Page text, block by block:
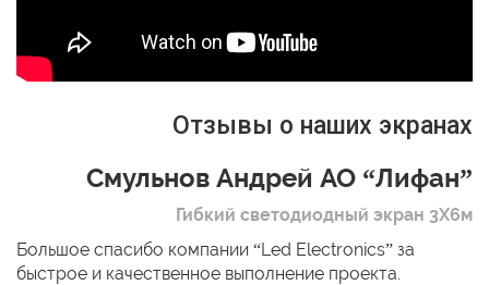
Отзывы о наших экранах
Смульнов Андрей АО “Лифан”
Гибкий светодиодный экран 3Х6м
Большое спасибо компании “Led Electronics” за
быстрое и качественное выполнение проекта.